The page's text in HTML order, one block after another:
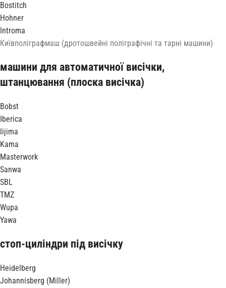
Bostitch
Hohner
Introma
Київполіграфмаш (дротошвейні поліграфічні та тарні машини)
машини для автоматичної висічки,
штанцювання (плоска висічка)
Bobst
Iberica
Iijima
Kama
Masterwork
Sanwa
SBL
TMZ
Wupa
Yawa
стоп-циліндри під висічку
Heidelberg
Johannisberg (Miller)